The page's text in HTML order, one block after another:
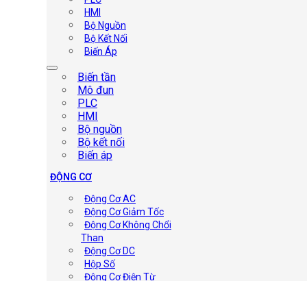
HMI
Bộ Nguồn
Bộ Kết Nối
Biến Áp
Biến tần
Mô đun
PLC
HMI
Bộ nguồn
Bộ kết nối
Biến áp
ĐỘNG CƠ
Động Cơ AC
Động Cơ Giảm Tốc
Động Cơ Không Chổi
Than
Động Cơ DC
Hộp Số
Động Cơ Điện Từ